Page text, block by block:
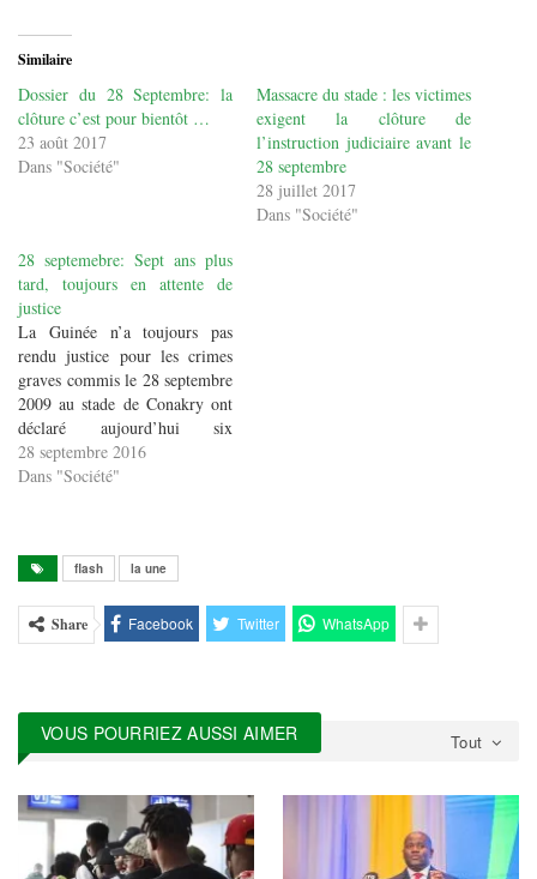
Similaire
Dossier du 28 Septembre: la
clôture c’est pour bientôt …
23 août 2017
Dans "Société"
Massacre du stade : les victimes
exigent la clôture de
l’instruction judiciaire avant le
28 septembre
28 juillet 2017
Dans "Société"
28 septemebre: Sept ans plus
tard, toujours en attente de
justice
La Guinée n’a toujours pas
rendu justice pour les crimes
graves commis le 28 septembre
2009 au stade de Conakry ont
déclaré aujourd’hui six
organisations internationales et
nationales de défense des droits
manifestants pacifiques avait…
28 septembre 2016
Dans "Société"
flash la une
Share Facebook Twitter WhatsApp
Tout
VOUS POURRIEZ AUSSI AIMER